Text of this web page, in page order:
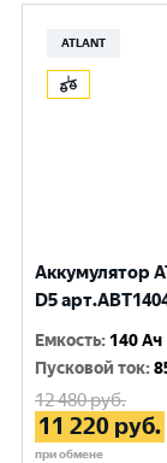
ATLANT
Аккумулятор
D5
Емкость: 140 Ач
Пусковой ток:
12 480руб.
11 220 руб.
при обмене